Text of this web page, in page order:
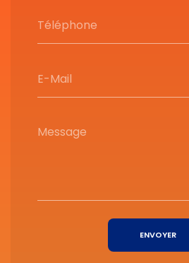
Téléphone
E-Mail
Message
ENVOYER